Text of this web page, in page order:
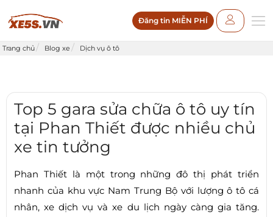
Đăng tin MIỄN PHÍ
Trang chủ Blog xe Dịch vụ ô tô
Top 5 gara sửa chữa ô tô uy tín
tại Phan Thiết được nhiều chủ
xe tin tưởng
Phan Thiết là một trong những đô thị phát triển
nhanh của khu vực Nam Trung Bộ với lượng ô tô cá
nhân, xe dịch vụ và xe du lịch ngày càng gia tăng.